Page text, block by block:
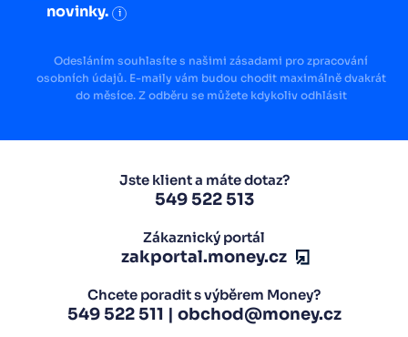
novinky.
i
Odesláním souhlasíte s našimi zásadami pro zpracování
osobních údajů. E-maily vám budou chodit maximálně dvakrát
do měsíce. Z odběru se můžete kdykoliv odhlásit
Jste klient a máte dotaz?
549 522 513
Zákaznický portál
zakportal.money.cz
Chcete poradit s výběrem Money?
549 522 511 | obchod@money.cz